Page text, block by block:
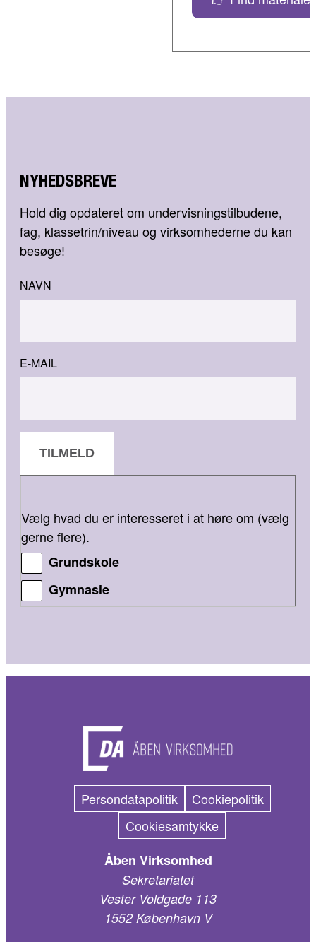
NYHEDSBREVE
Hold dig opdateret om undervisningstilbudene,
fag, klassetrin/niveau og virksomhederne du kan
besøge!
NAVN
E-MAIL
TILMELD
Vælg hvad du er interesseret i at høre om (vælg
gerne flere).
Grundskole
Gymnasie
Persondatapolitik
Cookiepolitik
Cookiesamtykke
Åben Virksomhed
Sekretariatet
Vester Voldgade 113
1552 København V